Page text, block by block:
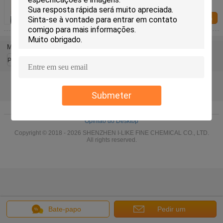
Submeter
da pintura à pistola do revestimento de Peelable
para a borda do carro
Fale Conosco
Bate-papo Pedir um
Mude a língua
Portuguese
Quem Somos|Fale Conosco|Mapa do Site|
Opinião do Desktop
Copyright © 2018 - 2026 SHENZHEN I-LIKE FINE CHEMICAL CO., LTD.
All rights reserved.